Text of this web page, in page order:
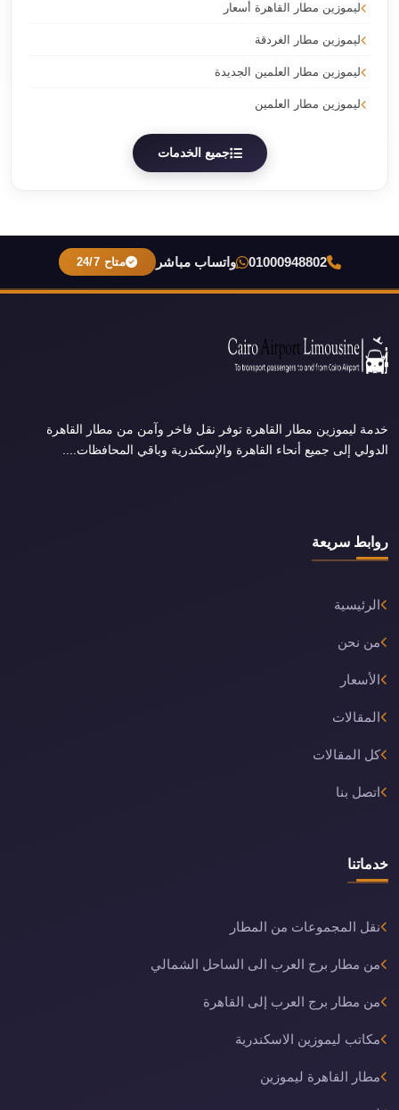
ليموزين مطار القاهرة أسعار
ليموزين مطار الغردقة
ليموزين مطار العلمين الجديدة
ليموزين مطار العلمين
جميع الخدمات
01000948802 واتساب مباشر متاح 24/7
خدمة ليموزين مطار القاهرة توفر نقل فاخر وآمن من مطار القاهرة
الدولي إلى جميع أنحاء القاهرة والإسكندرية وباقي المحافظات....
روابط سريعة
الرئيسية
من نحن
الأسعار
المقالات
كل المقالات
اتصل بنا
خدماتنا
نقل المجموعات من المطار
من مطار برج العرب الى الساحل الشمالي
من مطار برج العرب إلى القاهرة
مكاتب ليموزين الاسكندرية
مطار القاهرة ليموزين